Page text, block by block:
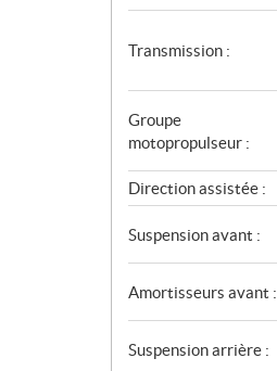
i
n
s
Transmission :
Groupe
motopropulseur :
Direction assistée :
Suspension avant :
Amortisseurs avant :
Suspension arrière :